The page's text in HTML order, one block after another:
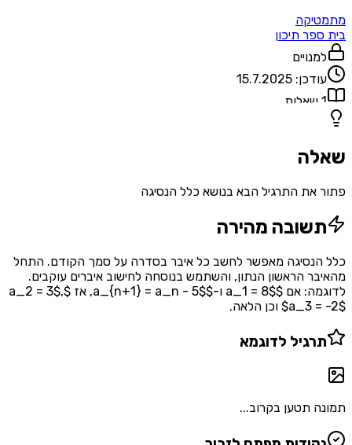
מתמטיקה
בית ספר תיכון‬
למנויים
עודכן: 15.7.2025
1 שאלות
שאלה
פתור את התרגיל הבא בנושא כלל הנסיגה
תשובה מהירה
כלל הנסיגה מאפשר לחשב כל איבר בסדרה על סמך הקודם. התחל
מהאיבר הראשון הנתון, והשתמש בנוסחה לחישוב איברים עוקבים.
לדוגמה: אם $a_1 = 8$ ו-$a_{n+1} = a_n - 5$, אז $a_2 = 3$,
$a_3 = -2$ וכן הלאה.
תרגיל לדוגמא
תמונה תטען בקרוב...